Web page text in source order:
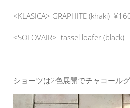
<KLASICA> GRAPHITE (khaki)
<SOLOVAIR> tassel loafer
ショーツは2色展開でチャコール